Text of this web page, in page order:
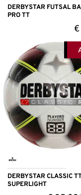
DERBYSTAR FUTSAL
PRO TT
€
DERBYSTAR CLASSIC
SUPERLIGHT